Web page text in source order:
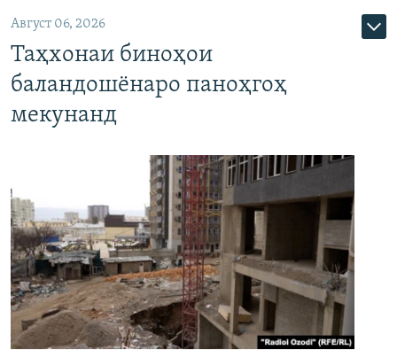
Август 06, 2026
Таҳхонаи биноҳои
баландошёнаро паноҳгоҳ
мекунанд